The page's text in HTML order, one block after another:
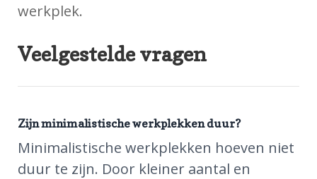
werkplek.
Veelgestelde vragen
Zijn minimalistische werkplekken duur?
Minimalistische werkplekken hoeven niet
duur te zijn. Door kleiner aantal en